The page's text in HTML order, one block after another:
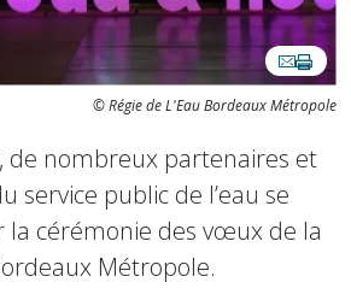
© Régie de L'Eau Bordeaux Métropole
de nombreux partenaires et
service public de l’eau se
la cérémonie des vœux de la
Métropole.